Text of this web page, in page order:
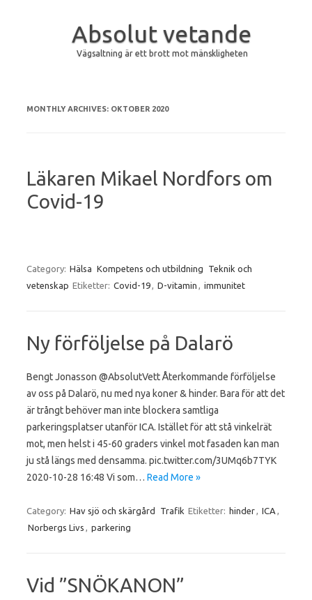
Absolut vetande
Vägsaltning är ett brott mot mänskligheten
MONTHLY ARCHIVES: OKTOBER 2020
Läkaren Mikael Nordfors om
Covid-19
Category: Hälsa Kompetens och utbildning
Teknik och
vetenskap Etiketter: Covid-19, D-vitamin , immunitet
Ny förföljelse på Dalarö
Bengt Jonasson ⁦‪@AbsolutVett‬⁩ Återkommande förföljelse
av oss på Dalarö, nu med nya koner & hinder. Bara för att det
är trångt behöver man inte blockera samtliga
parkeringsplatser utanför ICA. Istället för att stå vinkelrät
mot, men helst i 45-60 graders vinkel mot fasaden kan man
ju stå längs med densamma. pic.twitter.com/3UMq6b7TYK
2020-10-28 16:48 Vi som… Read More »
Category: Hav sjö och skärgård Trafik Etiketter: hinder, ICA ,
Norbergs Livs , parkering
Vid ”SNÖKANON”